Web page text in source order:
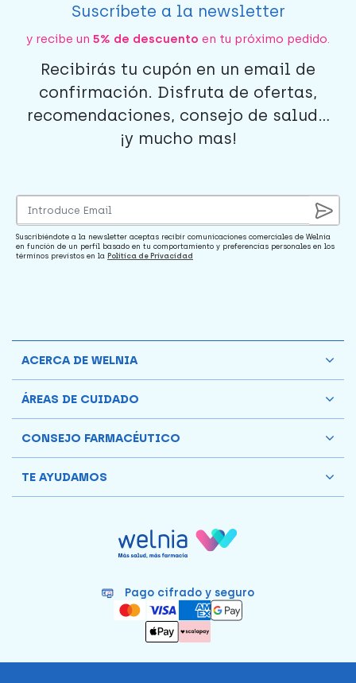
Suscríbete a la newsletter
y recibe un 5% de descuento en tu próximo pedido.
Recibirás tu cupón en un email de
confirmación. Disfruta de ofertas,
recomendaciones, consejo de salud...
¡y mucho mas!
Suscribiéndote a la newsletter aceptas recibir comunicaciones comerciales de Welnia
en función de un perfil basado en tu comportamiento y preferencias personales en los
términos previstos en la Política de Privacidad
Pago cifrado y seguro
ACERCA DE WELNIA
ÁREAS DE CUIDADO
CONSEJO FARMACÉUTICO
TE AYUDAMOS